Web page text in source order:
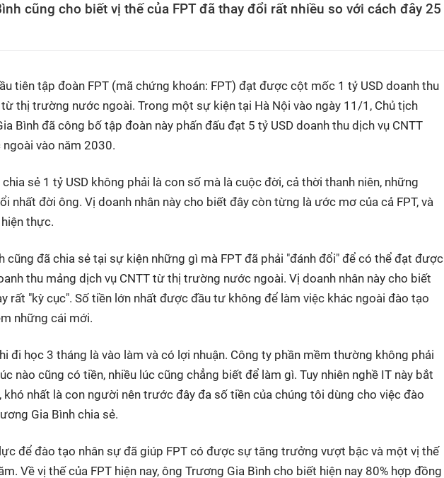
cũng cho biết vị thế của FPT đã thay đổi rất nhiều so với cách đây 25
tiên tập đoàn FPT (mã chứng khoán: FPT) đạt được cột mốc 1 tỷ USD doanh thu
từ thị trường nước ngoài. Trong một sự kiện tại Hà Nội vào ngày 11/1, Chủ tịch
Bình đã công bố tập đoàn này phấn đấu đạt 5 tỷ USD doanh thu dịch vụ CNTT
vào năm 2030.
sẻ 1 tỷ USD không phải là con số mà là cuộc đời, cả thời thanh niên, những
nhất đời ông. Vị doanh nhân này cho biết đây còn từng là ước mơ của cả FPT, và
thực.
cũng đã chia sẻ tại sự kiện những gì mà FPT đã phải "đánh đổi" để có thể đạt được
thu mảng dịch vụ CNTT từ thị trường nước ngoài. Vị doanh nhân này cho biết
rất "kỳ cục". Số tiền lớn nhất được đầu tư không để làm việc khác ngoài đào tạo
những cái mới.
đi học 3 tháng là vào làm và có lợi nhuận. Công ty phần mềm thường không phải
nào cũng có tiền, nhiều lúc cũng chẳng biết để làm gì. Tuy nhiên nghề IT này bắt
nhất là con người nên trước đây đa số tiền của chúng tôi dùng cho việc đào
Gia Bình chia sẻ.
để đào tạo nhân sự đã giúp FPT có được sự tăng trưởng vượt bậc và một vị thế
Về vị thế của FPT hiện nay, ông Trương Gia Bình cho biết hiện nay 80% hợp đồng